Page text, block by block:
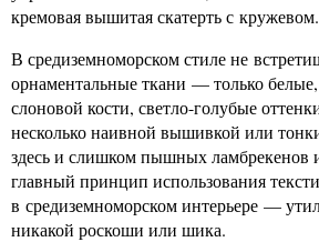
кремовая вышитая скатерть с кружевом.
В средиземноморском стиле не
орнаментальные ткани — только
слоновой кости, светло-голубые
несколько наивной вышивкой или
здесь и слишком пышных ламбрекенов
главный принцип использования
в средиземноморском интерьере —
никакой роскоши или шика.